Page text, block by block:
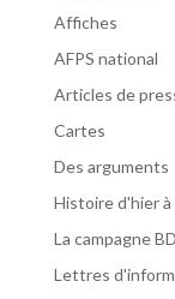
Affiches
AFPS national
Articles de
Cartes
Des arguments
Histoire d'hier
La campagne
Lettres